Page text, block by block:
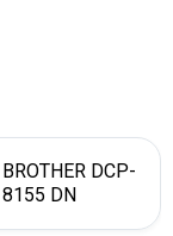
BROTHER DCP-
8155 DN